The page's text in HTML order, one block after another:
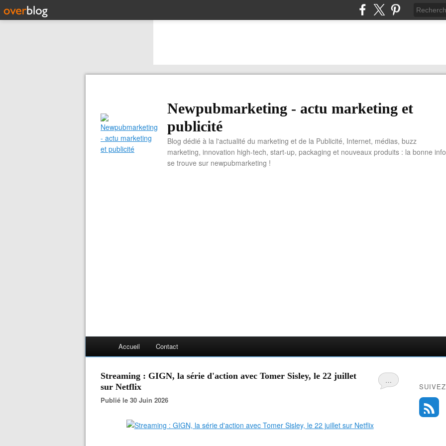
Newpubmarketing - actu marketing et
publicité
Blog dédié à la l'actualité du marketing et de la Publicité, Internet, médias, buzz
marketing, innovation high-tech, start-up, packaging et nouveaux produits : la bonne info
se trouve sur newpubmarketing !
Accueil Contact
…
Streaming : GIGN, la série d'action avec Tomer Sisley, le 22 juillet
sur Netflix
Publié le 30 Juin 2026